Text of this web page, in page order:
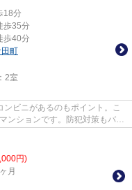
18分
歩35分
歩40分
町
2室
ビニがあるのもポイント。こ
ンションです。防犯対策もバッ
円)
月